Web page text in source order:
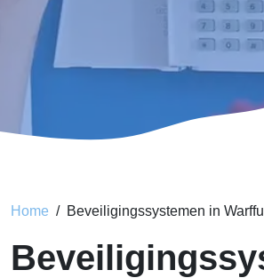
Home Beveiligingssystemen in